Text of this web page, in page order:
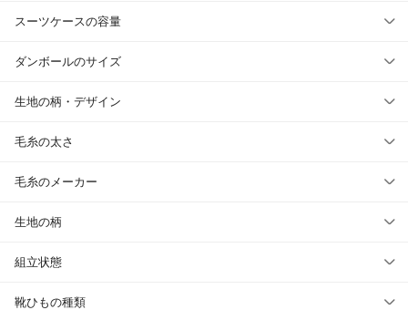
スーツケースの容量
ダンボールのサイズ
生地の柄・デザイン
毛糸の太さ
毛糸のメーカー
生地の柄
組立状態
靴ひもの種類